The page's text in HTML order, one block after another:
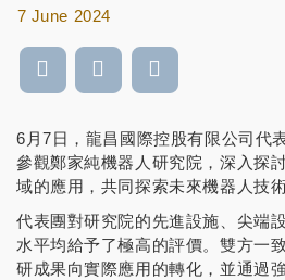
7 June 2024
6月7日，龍昌國際控股有限公司代
參觀鄭家純機器人研究院，深入探
域的應用，共同探索未來機器人技
代表團對研究院的先進設施、尖端
水平均給予了極高的評價。雙方一
研成果向實際應用的轉化，並通過